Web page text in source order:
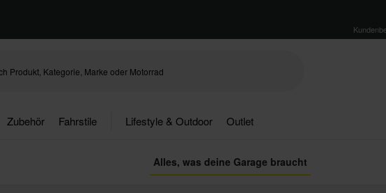
Zubehör Fahrstile Lifestyle & Outdoor Outlet
Alles, was deine Garage braucht